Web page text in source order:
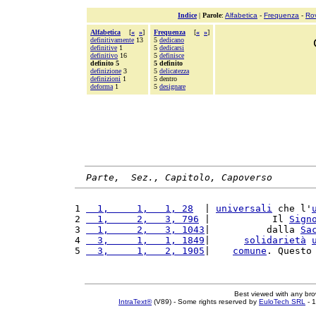
Indice| Parole: Alfabetica - Frequenza -
Alfabetica [« »]
definitivamente 13
definitive 1
definitivo 16
definito 5
definizione 3
definizioni 1
deforma 1
Frequenza [« »]
5 dedicano
5 dedicarsi
5 definisce
5 definito
5 delicatezza
5 dentro
5 designare
Parte,  Sez., Capitolo, Capoverso
1
  1,     1,   1, 28
universali che l'
2
  1,     2,   3, 796
|           Il
3
  1,     2,   3, 1043
|          dalla
4
  3,     1,   1, 1849
solidarietà
5
  3,     1,   2, 1905
comune .
Best viewed with any
IntraText®(V89) - Some rights reserved by EuloTech SRL -